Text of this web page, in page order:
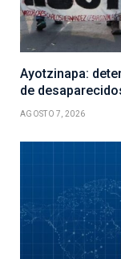
Ayotzinapa:
de
AGOSTO 7, 2026